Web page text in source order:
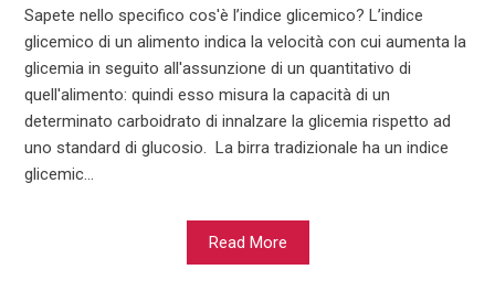
Sapete nello specifico cos'è l’indice glicemico? L’indice
glicemico di un alimento indica la velocità con cui aumenta la
glicemia in seguito all'assunzione di un quantitativo di
quell'alimento: quindi esso misura la capacità di un
determinato carboidrato di innalzare la glicemia rispetto ad
uno standard di glucosio. La birra tradizionale ha un indice
glicemic...
Read More